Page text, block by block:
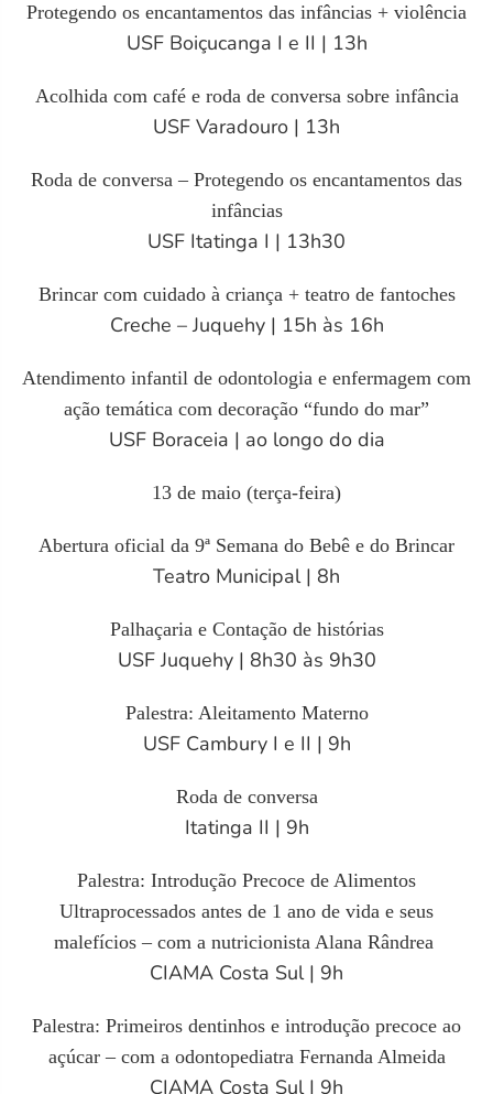
Protegendo os encantamentos das infâncias + violência
USF Boiçucanga I e II | 13h
Acolhida com café e roda de conversa sobre infância
USF Varadouro | 13h
Roda de conversa – Protegendo os encantamentos das
infâncias
USF Itatinga I | 13h30
Brincar com cuidado à criança + teatro de fantoches
Creche – Juquehy | 15h às 16h
Atendimento infantil de odontologia e enfermagem com
ação temática com decoração “fundo do mar”
USF Boraceia | ao longo do dia
13 de maio (terça-feira)
Abertura oficial da 9ª Semana do Bebê e do Brincar
Teatro Municipal | 8h
Palhaçaria e Contação de histórias
USF Juquehy | 8h30 às 9h30
Palestra: Aleitamento Materno
USF Cambury I e II | 9h
Roda de conversa
Itatinga II | 9h
Palestra: Introdução Precoce de Alimentos
Ultraprocessados antes de 1 ano de vida e seus
malefícios – com a nutricionista Alana Rândrea
CIAMA Costa Sul | 9h
Palestra: Primeiros dentinhos e introdução precoce ao
açúcar – com a odontopediatra Fernanda Almeida
CIAMA Costa Sul | 9h